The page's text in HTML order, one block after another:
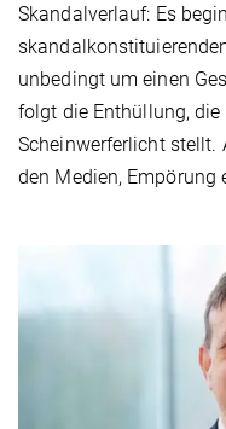
Skandalverlauf: Es
unbedingt um einen
folgt die Enthüllung,
Scheinwerferlicht stellt.
den Medien, Empörung